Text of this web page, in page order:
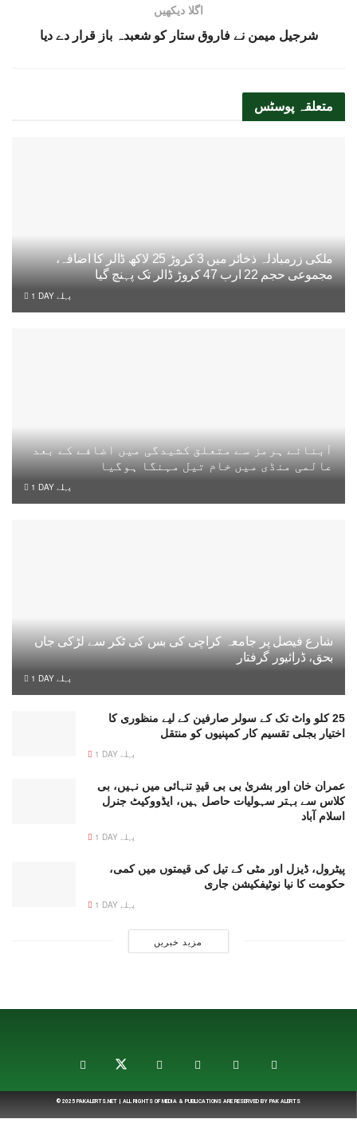
اگلا دیکھیں
شرجیل میمن نے فاروق ستار کو شعبدہ باز قرار دے دیا
متعلقہ پوسٹس
ملکی زرمبادلہ ذخائر میں 3 کروڑ 25 لاکھ ڈالر کا اضافہ،
مجموعی حجم 22 ارب 47 کروڑ ڈالر تک پہنچ گیا
1 DAY پہلے
آبنائے ہرمز سے متعلق کشیدگی میں اضافے کے بعد
عالمی منڈی میں خام تیل مہنگا ہوگیا
1 DAY پہلے
شارع فیصل پر جامعہ کراچی کی بس کی ٹکر سے لڑکی جاں
بحق، ڈرائیور گرفتار
1 DAY پہلے
25 کلو واٹ تک کے سولر صارفین کے لیے منظوری کا
اختیار بجلی تقسیم کار کمپنیوں کو منتقل
1 DAY پہلے
عمران خان اور بشریٰ بی بی قیدِ تنہائی میں نہیں، بی
کلاس سے بہتر سہولیات حاصل ہیں، ایڈووکیٹ جنرل
اسلام آباد
1 DAY پہلے
پیٹرول، ڈیزل اور مٹی کے تیل کی قیمتوں میں کمی،
حکومت کا نیا نوٹیفکیشن جاری
1 DAY پہلے
مزید خبریں
© 2025 PAKALERTS.NET| ALL RIGHTS OF MEDIA & PUBLICATIONS ARE RESERVED BY PAK ALERTS